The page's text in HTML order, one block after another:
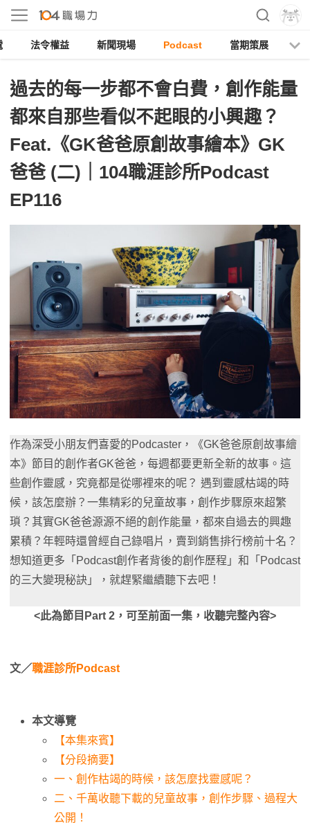
法令權益 新聞現場 Podcast 當期策展
過去的每一步都不會白費，創作能量
都來自那些看似不起眼的小興趣？
Feat.《GK爸爸原創故事繪本》GK
爸爸 (二)｜104職涯診所Podcast
EP116
作為深受小朋友們喜愛的Podcaster，《GK爸爸原創故事繪
本》節目的創作者GK爸爸，每週都要更新全新的故事。這
些創作靈感，究竟都是從哪裡來的呢？ 遇到靈感枯竭的時
候，該怎麼辦？一集精彩的兒童故事，創作步驟原來超繁
瑣？其實GK爸爸源源不絕的創作能量，都來自過去的興趣
累積？年輕時還曾經自己錄唱片，賣到銷售排行榜前十名？
想知道更多「Podcast創作者背後的創作歷程」和「Podcast
的三大變現秘訣」，就趕緊繼續聽下去吧！
<此為節目Part 2，可至前面一集，收聽完整內容>
文／職涯診所Podcast
本文導覽
【本集來賓】
【分段摘要】
一、創作枯竭的時候，該怎麼找靈感呢？
二、千萬收聽下載的兒童故事，創作步驟、過程大
公開！